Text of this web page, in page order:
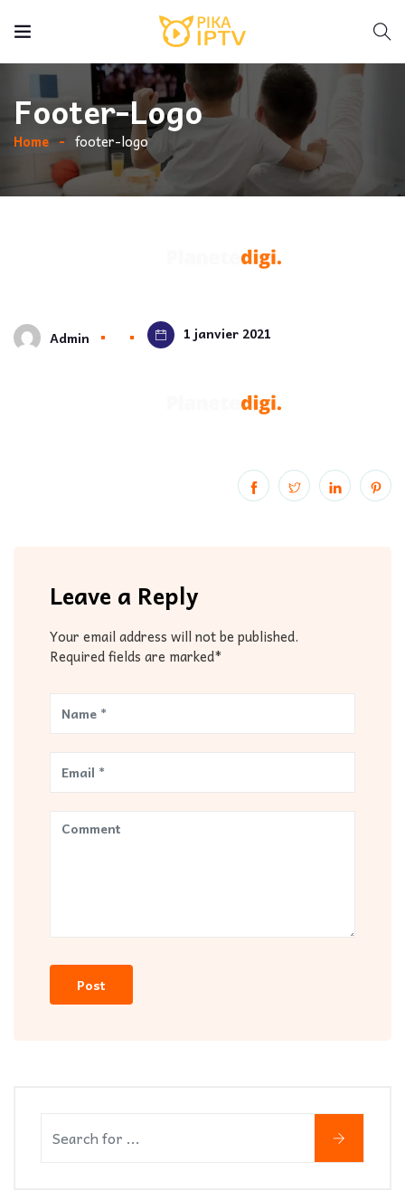
Footer-Logo
Home footer-logo
Admin 1 janvier 2021
Leave a Reply
Your email address will not be published.
Required fields are marked*